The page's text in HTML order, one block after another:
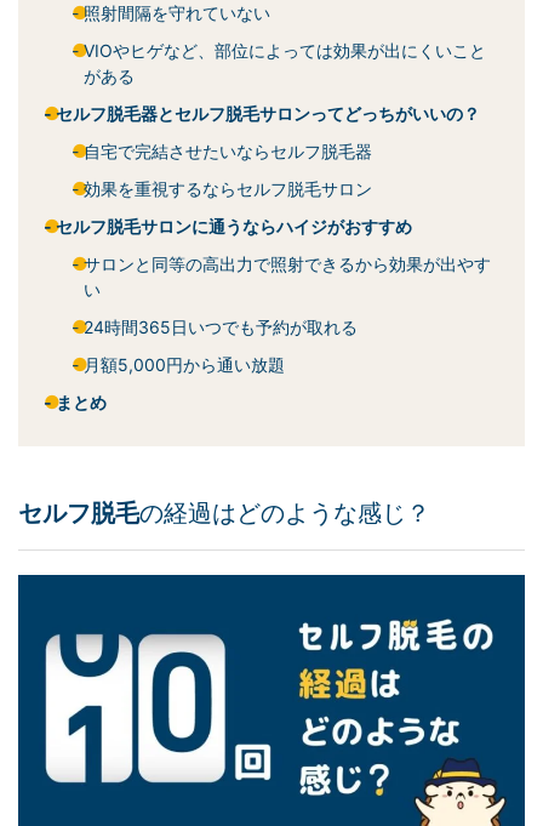
照射間隔を守れていない
VIOやヒゲなど、部位によっては効果が出にくいこと
がある
セルフ脱毛器とセルフ脱毛サロンってどっちがいいの？
自宅で完結させたいならセルフ脱毛器
効果を重視するならセルフ脱毛サロン
セルフ脱毛サロンに通うならハイジがおすすめ
サロンと同等の高出力で照射できるから効果が出やす
い
24時間365日いつでも予約が取れる
月額5,000円から通い放題
まとめ
セルフ脱毛の経過はどのような感じ？